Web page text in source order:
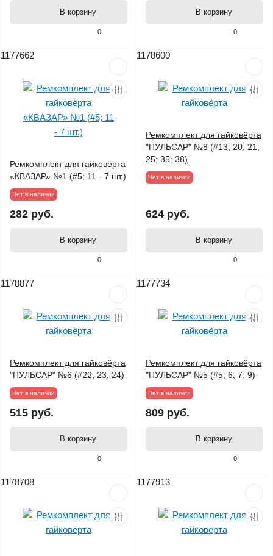
0
В корзину
0
В корзину
1177662
0
Ремкомплект для гайковёрта
«КВАЗАР» №1 (#5; 11 - 7 шт.)
Нет в наличии
282 руб.
В корзину
1178600
0
Ремкомплект для гайковёрта
"ПУЛЬСАР" №8 (#13; 20; 21;
25; 35; 38)
Нет в наличии
624 руб.
В корзину
1178877
0
Ремкомплект для гайковёрта
"ПУЛЬСАР" №6 (#22; 23; 24)
Нет в наличии
515 руб.
В корзину
1177734
0
Ремкомплект для гайковёрта
"ПУЛЬСАР" №5 (#5; 6; 7; 9)
Нет в наличии
809 руб.
В корзину
1178708 1177913